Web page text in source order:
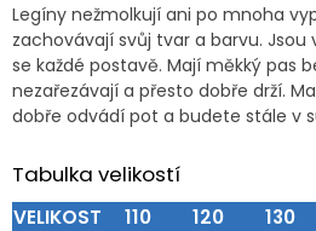
Legíny nežmolkují ani po mnoha
zachovávají svůj tvar a barvu. Jsou
se každé postavě. Mají měkký pas
nezařezávají a přesto dobře drží.
dobře odvádí pot a budete stále v
Tabulka velikostí
VELIKOST 110 120 130